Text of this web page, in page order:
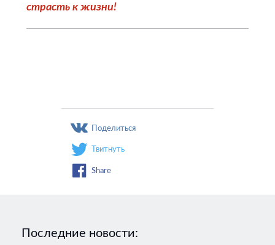
страсть к жизни!
Поделиться
Твитнуть
Share
Последние новости: